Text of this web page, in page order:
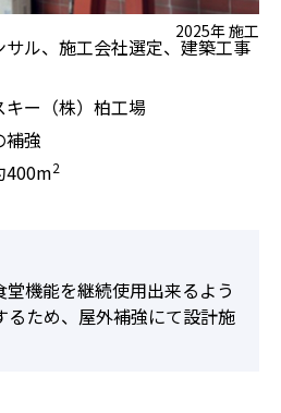
2025年 施工
ル、施工会社選定、建築工事
ー（株）柏工場
補強
400m2
機能を継続使用出来るよう
るため、屋外補強にて設計施